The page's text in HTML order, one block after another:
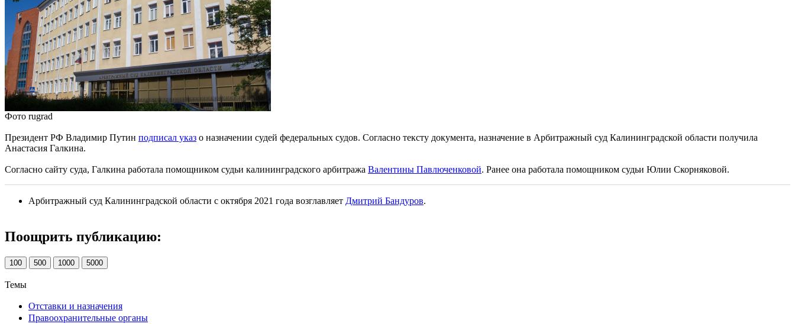
Фото rugrad
Президент РФ Владимир Путин подписал указ о назначении судей федеральных судов. Согласно тексту документа, назначение в Арбитражный суд Калининградской области получила
Анастасия Галкина.
Согласно сайту суда, Галкина работала помощником судьи калининградского арбитража Валентины Павлюченковой. Ранее она работала помощником судьи Юлии Скорняковой.
Арбитражный суд Калининградской области с октября 2021 года возглавляет Дмитрий Бандуров.
Поощрить публикацию:
100 500 1000 5000
Темы
Отставки и назначения
Правоохранительные органы